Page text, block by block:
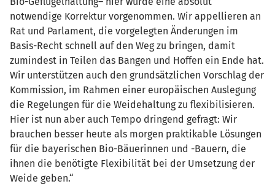
notwendige Korrektur vorgenommen. Wir appellieren an
Rat und Parlament, die vorgelegten Änderungen im
Basis-Recht schnell auf den Weg zu bringen, damit
zumindest in Teilen das Bangen und Hoffen ein Ende hat.
Wir unterstützen auch den grundsätzlichen Vorschlag der
Kommission, im Rahmen einer europäischen Auslegung
die Regelungen für die Weidehaltung zu flexibilisieren.
Hier ist nun aber auch Tempo dringend gefragt: Wir
brauchen besser heute als morgen praktikable Lösungen
für die bayerischen Bio-Bäuerinnen und -Bauern, die
ihnen die benötigte Flexibilität bei der Umsetzung der
Weide geben.“